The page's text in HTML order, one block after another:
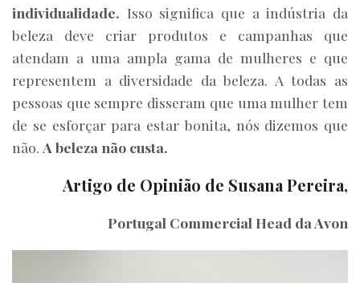
individualidade. Isso significa que a indústria da
beleza deve criar produtos e campanhas que
atendam a uma ampla gama de mulheres e que
representem a diversidade da beleza. A todas as
pessoas que sempre disseram que uma mulher tem
de se esforçar para estar bonita, nós dizemos que
não. A beleza não custa.
Artigo de Opinião de Susana Pereira,
Portugal Commercial Head da Avon